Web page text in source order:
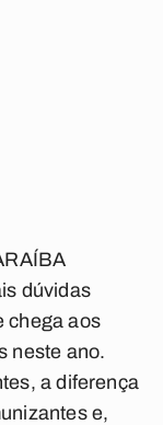
dúvidas
chega aos
neste ano.
a diferença
e,